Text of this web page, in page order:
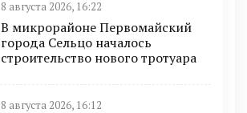
8 августа 2026, 16:22
В микрорайоне Первомайский
города Сельцо началось
строительство нового тротуара
8 августа 2026, 16:12